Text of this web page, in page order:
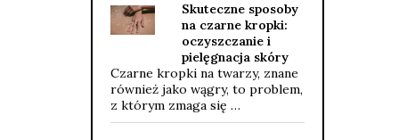
Skuteczne sposoby
na czarne kropki:
oczyszczanie i
pielęgnacja skóry
Czarne kropki na twarzy, znane
również jako wągry, to problem,
z którym zmaga się …